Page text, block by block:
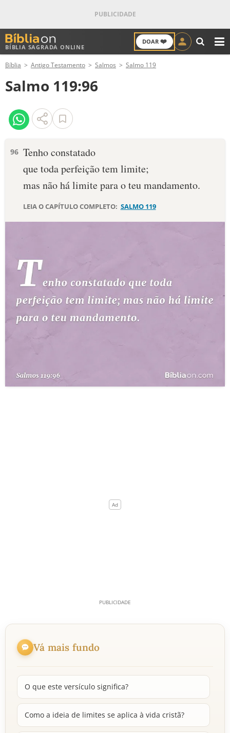
BÍBLIA SAGRADA ONLINE
DOAR ❤️
ANTIGO TESTAMENTO
NOVO TESTAMENTO
VERSÍCULOS
PALAVRA DO DIA
DEVOCIONAL DIÁRIO
ESTUDOS BÍBLICOS
ESBOÇOS DE PREGAÇÃO
TEMAS
TERMO BÍBLICO
Bíblia Antigo Testamento Salmos Salmo 119
Salmo 119:96
96 Tenho constatado
que toda perfeição tem limite;
mas não há limite para o teu mandamento.
LEIA O CAPÍTULO COMPLETO: SALMO 119
Vá mais fundo
O que este versículo significa?
Como a ideia de limites se aplica à vida cristã?